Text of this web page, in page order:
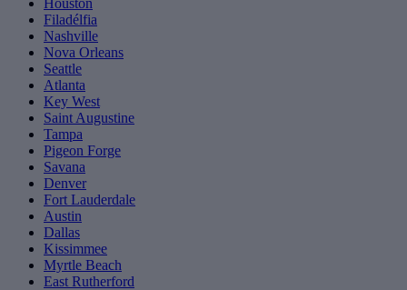
Filadélfia
Nashville
Nova Orleans
Seattle
Atlanta
Key West
Saint Augustine
Tampa
Pigeon Forge
Savana
Denver
Fort Lauderdale
Austin
Dallas
Kissimmee
Myrtle Beach
East Rutherford